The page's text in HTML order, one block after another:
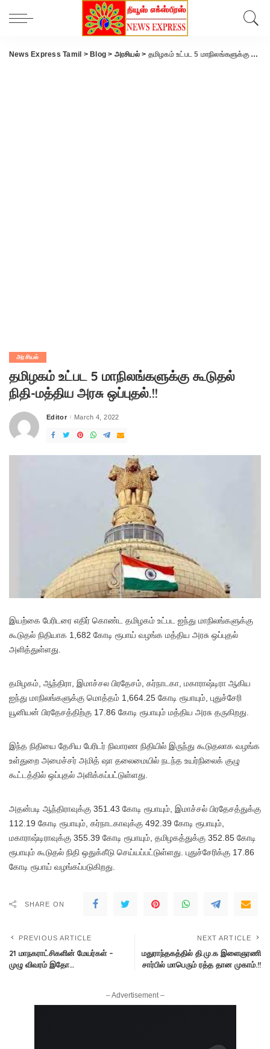
News Express Tamil > Blog > அரசியல்> தமிழகம் உட்பட 5 மாநிலங்களுக்கு கூடுதல் நிதி-மத்திய அரசு ஒப்புதல்.!!
அரசியல்
தமிழகம் உட்பட 5 மாநிலங்களுக்கு கூடுதல்
நிதி-மத்திய அரசு ஒப்புதல்.!!
Posted
Editor March 4, 2022
இயற்கை பேரிடரை எதிர் கொண்ட தமிழகம் உட்பட ஐந்து மாநிலங்களுக்கு
கூடுதல் நிதியாக 1,682 கோடி ரூபாய் வழங்க மத்திய அரசு ஒப்புதல்
அளித்துள்ளது.
தமிழகம், ஆந்திரா, இமாச்சல பிரதேசம், கர்நாடகா, மகாராஷ்டிரா ஆகிய
ஐந்து மாநிலங்களுக்கு மொத்தம் 1,664.25 கோடி ரூபாயும், புதுச்சேரி
யூனியன் பிரதேசத்திற்கு 17.86 கோடி ரூபாயும் மத்திய அரசு தருகிறது.
இந்த நிதியை தேசிய பேரிடர் நிவாரண நிதியில் இருந்து கூடுதலாக வழங்க
உள்துறை அமைச்சர் அமித் ஷா தலைமையில் நடந்த உயர்நிலைக் குழு
கூட்டத்தில் ஒப்புதல் அளிக்கப்பட்டுள்ளது.
அதன்படி ஆந்திராவுக்கு 351.43 கோடி ரூபாயும், இமாச்சல் பிரதேசத்துக்கு
112.19 கோடி ரூபாயும், கர்நாடகாவுக்கு 492.39 கோடி ரூபாயும்,
மகாராஷ்டிராவுக்கு 355.39 கோடி ரூபாயும், தமிழகத்துக்கு 352.85 கோடி
ரூபாயும் கூடுதல் நிதி ஒதுக்கீடு செய்யப்பட்டுள்ளது. புதுச்சேரிக்கு 17.86
கோடி ரூபாய் வழங்கப்படுகிறது.
SHARE ON
PREVIOUS ARTICLE
21 மாநகராட்சிகளின் மேயர்கள் –
முழு விவரம் இதோ…
NEXT ARTICLE
மதுராந்தகத்தில் தி.மு.க இளைஞரணி
சார்பில் மாபெரும் ரத்த தான முகாம்.!!
– Advertisement –